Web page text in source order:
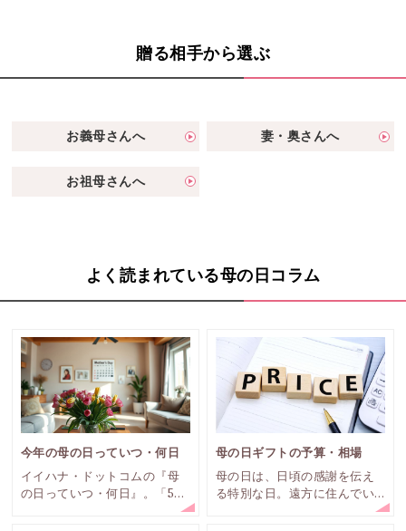
贈る相手から選ぶ
お義母さんへ 妻・奥さんへ
お祖母さんへ
よく読まれている母の日コラム
今年の母の日っていつ・何日
イイハナ・ドットコムの『母
の日っていつ・何日』。「5月
の第2日曜日」は母の日。年度
母の日ギフトの予算・相場
母の日は、日頃の感謝を伝え
る特別な日。遠方に住んでい